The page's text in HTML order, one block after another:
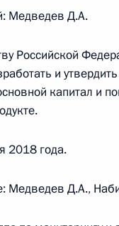
по итогам
18:00
стратегии
16:00
Медведев Д.А.
Российской
и
капитал и
2018 года.
Медведев Д.А.,